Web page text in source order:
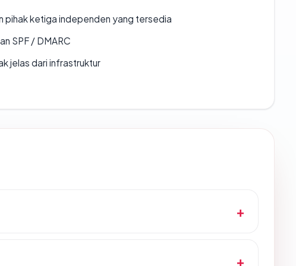
pihak ketiga independen yang tersedia
SPF / DMARC
jelas dari infrastruktur